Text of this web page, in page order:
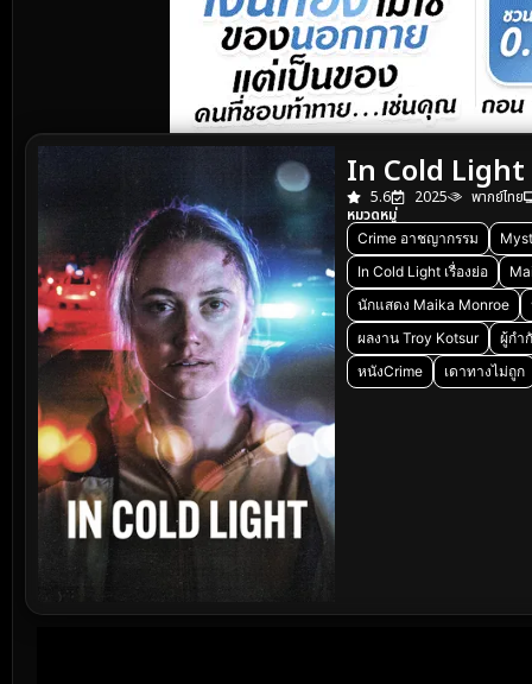
In Cold Light
5.6 2025
พากย์ไทย
หมวดหมู่
Crime อาชญากรรม
In Cold Light เรื่องย่อ
นักแสดง Maika Monroe
ผลงาน Troy Kotsur
ผู้กำ
หนังCrime
เดาทางไม่ถูก